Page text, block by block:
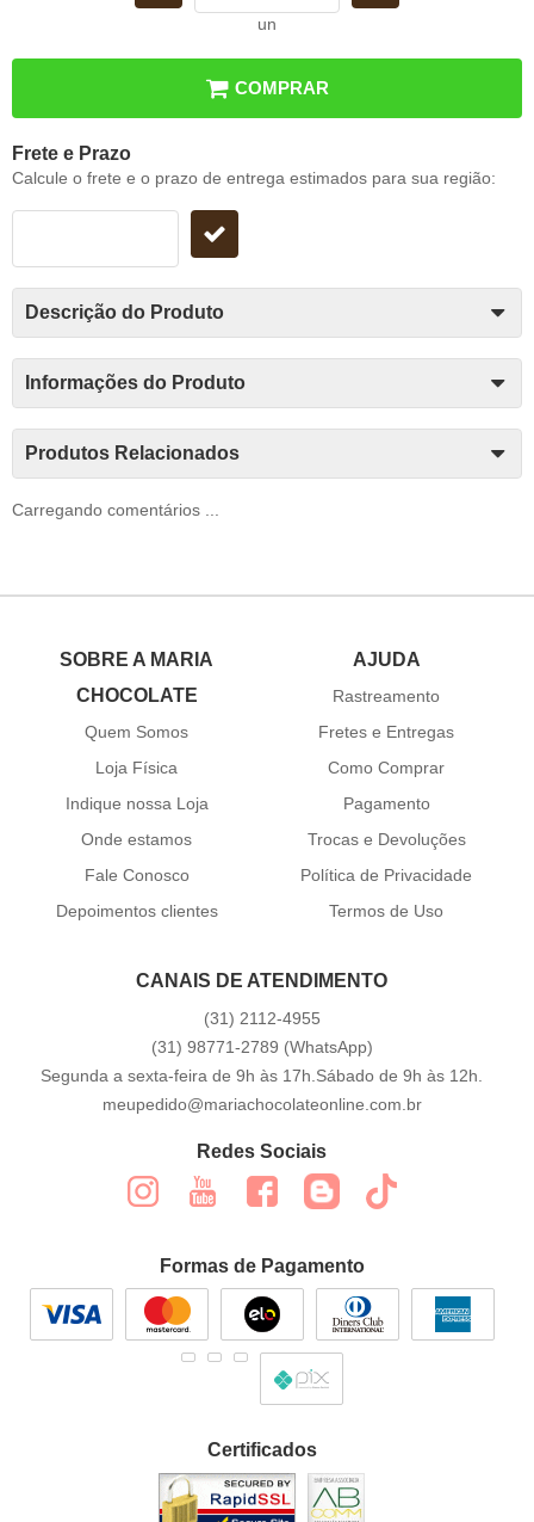
un
COMPRAR
Frete e Prazo
Calcule o frete e o prazo de entrega estimados para sua região:
Descrição do Produto
Informações do Produto
Produtos Relacionados
Carregando comentários ...
SOBRE A MARIA
CHOCOLATE
Quem Somos
Loja Física
Indique nossa Loja
Onde estamos
Fale Conosco
Depoimentos clientes
AJUDA
Rastreamento
Fretes e Entregas
Como Comprar
Pagamento
Trocas e Devoluções
Política de Privacidade
Termos de Uso
CANAIS DE ATENDIMENTO
(31) 2112-4955
(31) 98771-2789 (WhatsApp)
Segunda a sexta-feira de 9h às 17h.Sábado de 9h às 12h.
meupedido@mariachocolateonline.com.br
Redes Sociais
Formas de Pagamento
Certificados